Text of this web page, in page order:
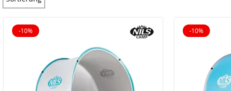
-10%
10% reduziert
-10%
10% reduziert